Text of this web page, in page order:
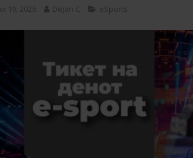
19, 2026 Dejan C eSports